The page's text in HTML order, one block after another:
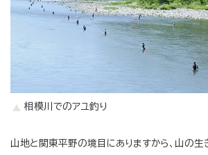
相模川でのアユ釣り
山地と関東平野の境目にありますから、山の